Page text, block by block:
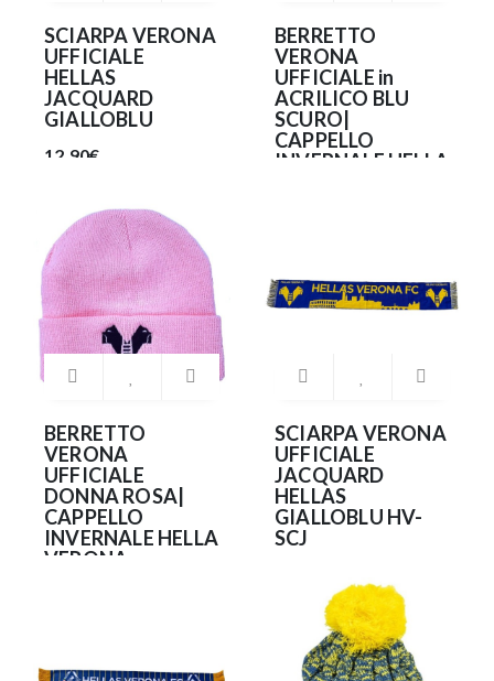
SCIARPA VERONA
UFFICIALE
HELLAS
JACQUARD
GIALLOBLU
12.90€
BERRETTO
VERONA
UFFICIALE in
ACRILICO BLU
SCURO|
CAPPELLO
INVERNALE HELLA
BERRETTO
VERONA
UFFICIALE
DONNA ROSA|
CAPPELLO
INVERNALE HELLA
VERONA
SCIARPA VERONA
UFFICIALE
JACQUARD
HELLAS
GIALLOBLU HV-
SCJ